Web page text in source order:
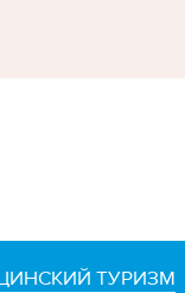
ТУРИЗМ